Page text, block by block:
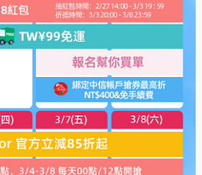
影像旗艦手機! 加碼小旗艦 Xiaomi 14
音質明亮溫潤，並支援雙設備連接~
Claw A1M-026TW 電競掌機
光學鏡頭、攝影棚級柔光環、拍攝功
A1M-026TW 電競掌機 開箱 評測
支架 O-ONE MAG 最會吸的行動電源
X9 Ultra 光學長焦隨手拍，紀錄生活就
市，登錄在送飛利浦氣炸鍋
有螢幕的耳機會是智商稅嗎?
黃金雙周卡體驗，專案價最低 NT$0 起